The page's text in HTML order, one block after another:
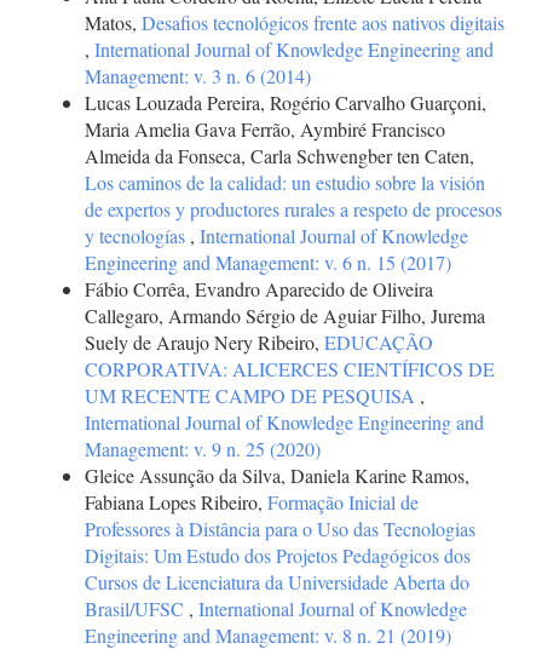
Matos, Desafios tecnológicos frente aos nativos digitais
, International Journal of Knowledge Engineering and
Management: v. 3 n. 6 (2014)
Lucas Louzada Pereira, Rogério Carvalho Guarçoni,
Maria Amelia Gava Ferrão, Aymbiré Francisco
Almeida da Fonseca, Carla Schwengber ten Caten,
Los caminos de la calidad: un estudio sobre la visión
de expertos y productores rurales a respeto de procesos
y tecnologías , International Journal of Knowledge
Engineering and Management: v. 6 n. 15 (2017)
Fábio Corrêa, Evandro Aparecido de Oliveira
Callegaro, Armando Sérgio de Aguiar Filho, Jurema
Suely de Araujo Nery Ribeiro, EDUCAÇÃO
CORPORATIVA: ALICERCES CIENTÍFICOS DE
UM RECENTE CAMPO DE PESQUISA ,
International Journal of Knowledge Engineering and
Management: v. 9 n. 25 (2020)
Gleice Assunção da Silva, Daniela Karine Ramos,
Fabiana Lopes Ribeiro, Formação Inicial de
Professores à Distância para o Uso das Tecnologias
Digitais: Um Estudo dos Projetos Pedagógicos dos
Cursos de Licenciatura da Universidade Aberta do
Brasil/UFSC , International Journal of Knowledge
Engineering and Management: v. 8 n. 21 (2019)